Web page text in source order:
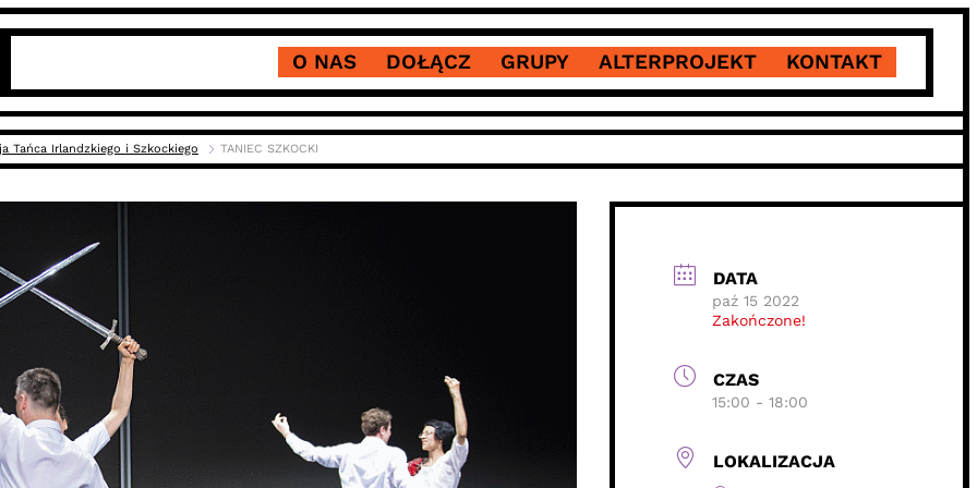
O NAS DOŁĄCZ GRUPY ALTERPROJEKT KONTAKT
Tańca Irlandzkiego i Szkockiego TANIEC SZKOCKI
DATA
paź 15 2022
Zakończone!
CZAS
15:00 - 18:00
LOKALIZACJA